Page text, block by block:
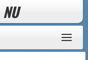
NU